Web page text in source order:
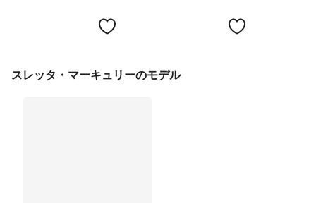
スレッタ・マーキュリーのモデル